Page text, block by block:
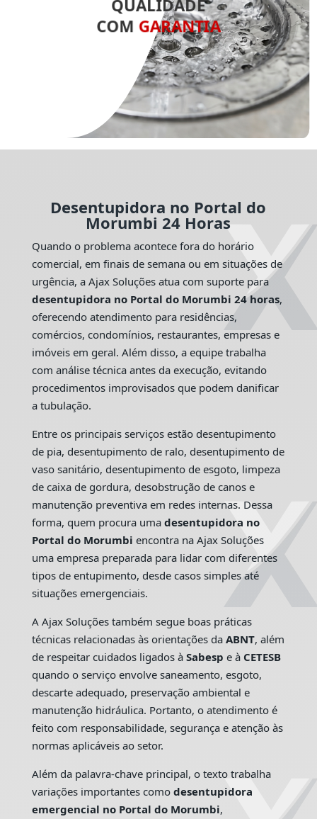
QUALIDADE
COM GARANTIA
Desentupidora no Portal do
Morumbi 24 Horas
Quando o problema acontece fora do horário
comercial, em finais de semana ou em situações de
urgência, a Ajax Soluções atua com suporte para
desentupidora no Portal do Morumbi 24 horas,
oferecendo atendimento para residências,
comércios, condomínios, restaurantes, empresas e
imóveis em geral. Além disso, a equipe trabalha
com análise técnica antes da execução, evitando
procedimentos improvisados que podem danificar
a tubulação.
Entre os principais serviços estão desentupimento
de pia, desentupimento de ralo, desentupimento de
vaso sanitário, desentupimento de esgoto, limpeza
de caixa de gordura, desobstrução de canos e
manutenção preventiva em redes internas. Dessa
forma, quem procura uma desentupidora no
Portal do Morumbi encontra na Ajax Soluções
uma empresa preparada para lidar com diferentes
tipos de entupimento, desde casos simples até
situações emergenciais.
A Ajax Soluções também segue boas práticas
técnicas relacionadas às orientações da ABNT, além
de respeitar cuidados ligados à Sabesp e à CETESB
quando o serviço envolve saneamento, esgoto,
descarte adequado, preservação ambiental e
manutenção hidráulica. Portanto, o atendimento é
feito com responsabilidade, segurança e atenção às
normas aplicáveis ao setor.
Além da palavra-chave principal, o texto trabalha
variações importantes como desentupidora
emergencial no Portal do Morumbi,